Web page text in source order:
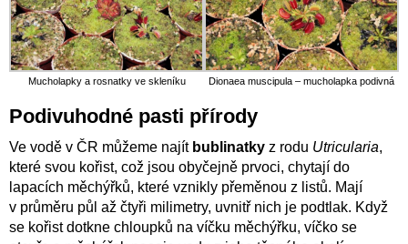
Mucholapky a rosnatky ve skleníku Dionaea muscipula – mucholapka podivná
Podivuhodné pasti přírody
Ve vodě v ČR můžeme najít bublinatky z rodu Utricularia,
které svou kořist, což jsou obyčejně prvoci, chytají do
lapacích měchýřků, které vznikly přeměnou z listů. Mají
v průměru půl až čtyři milimetry, uvnitř nich je podtlak. Když
se kořist dotkne chloupků na víčku měchýřku, víčko se